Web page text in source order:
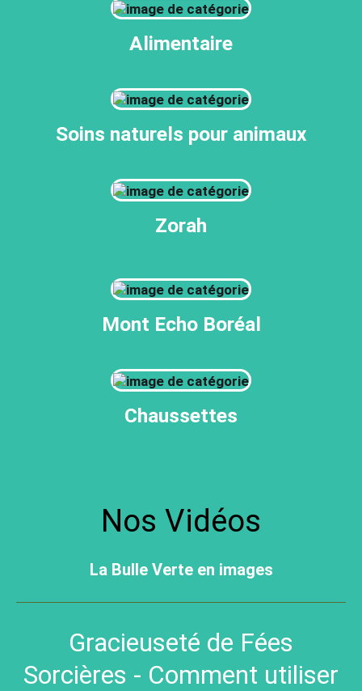
Alimentaire
Soins naturels pour animaux
Zorah
Mont Echo Boréal
Chaussettes
Nos Vidéos
La Bulle Verte en images
Gracieuseté de Fées
Sorcières - Comment utiliser